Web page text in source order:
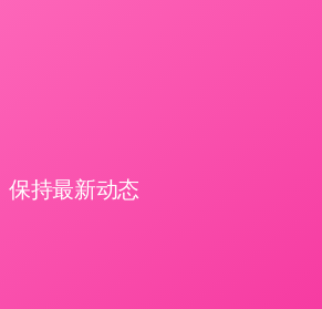
保持最新动态